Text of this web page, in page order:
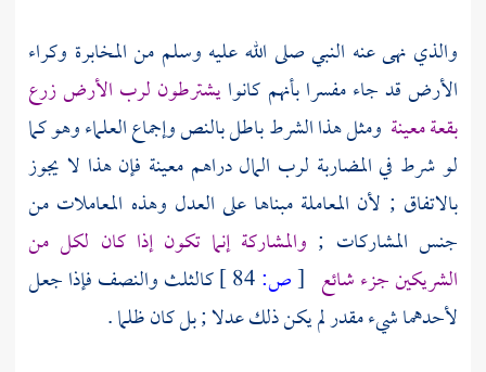
والذي نهى عنه النبي صلى الله عليه وسلم من المخابرة وكراء
الأرض قد جاء مفسرا بأنهم كانوايشترطون لرب الأرض زرع
بقعة معينة ومثل هذا الشرط باطل بالنص وإجماع العلماء وهو كما
لو شرط في المضاربة لرب المال دراهم معينة فإن هذا لا يجوز
بالاتفاق ; لأن المعاملة مبناها على العدل وهذه المعاملات من
جنس المشاركات ; والمشاركة إنما تكون إذا كان لكل من
الشريكين جزء شائع [ص:
كالثلث والنصف فإذا جعل
لأحدهما شيء مقدر لم يكن ذلك عدلا ; بل كان ظلما .